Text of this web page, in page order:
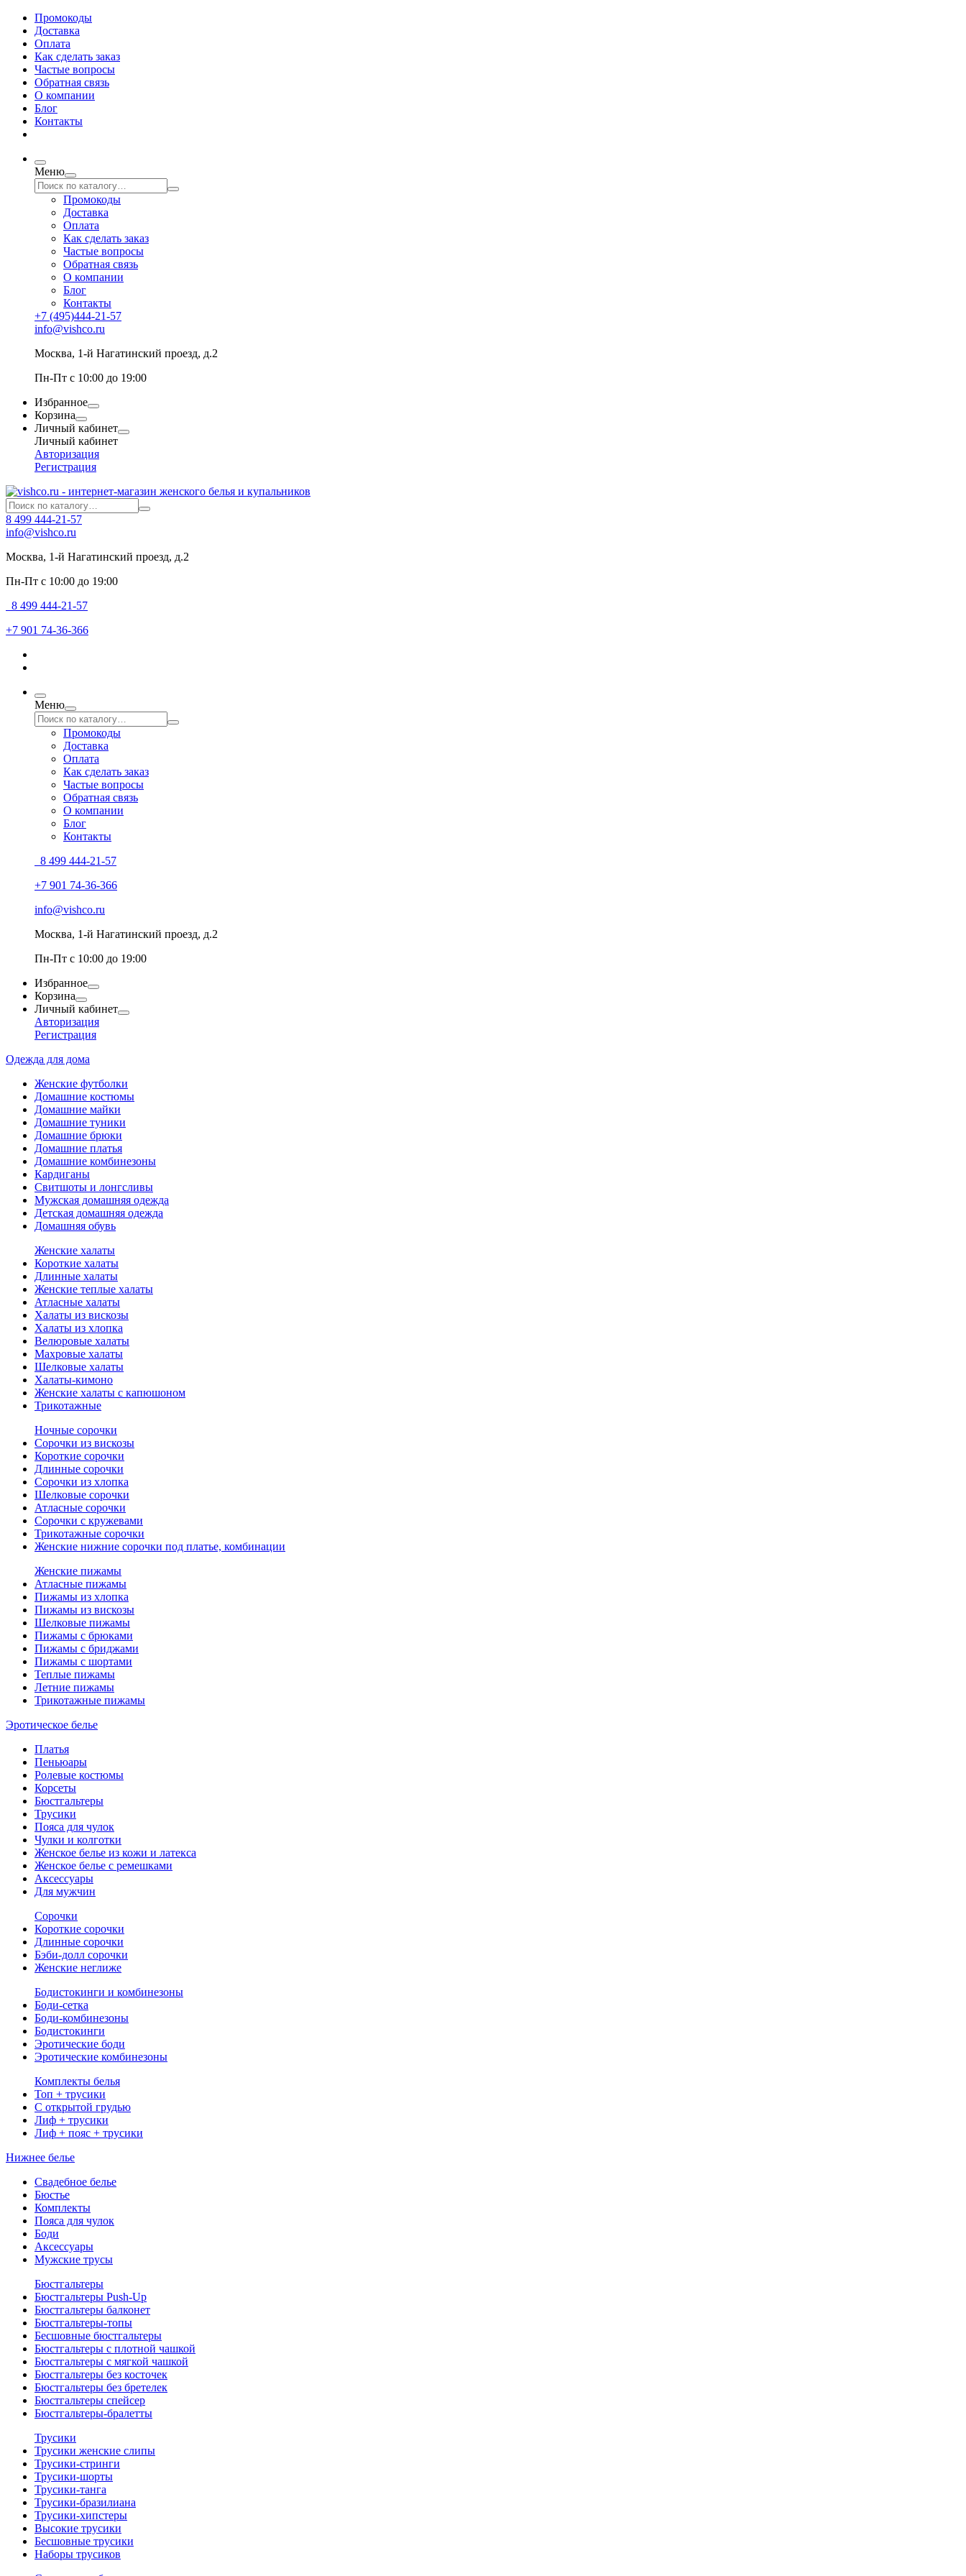
Промокоды
Доставка
Оплата
Как сделать заказ
Частые вопросы
Обратная связь
О компании
Блог
Контакты
Меню
Промокоды
Доставка
Оплата
Как сделать заказ
Частые вопросы
Обратная связь
О компании
Блог
Контакты
+7 (495)444-21-57
info@vishco.ru
Москва, 1-й Нагатинский проезд, д.2
Пн-Пт с 10:00 до 19:00
Избранное
Корзина
Личный кабинет
Личный кабинет
Авторизация
Регистрация
8 499 444-21-57
info@vishco.ru
Москва, 1-й Нагатинский проезд, д.2
Пн-Пт с 10:00 до 19:00
8 499 444-21-57
+7 901 74-36-366
Меню
Промокоды
Доставка
Оплата
Как сделать заказ
Частые вопросы
Обратная связь
О компании
Блог
Контакты
8 499 444-21-57
+7 901 74-36-366
info@vishco.ru
Москва, 1-й Нагатинский проезд, д.2
Пн-Пт с 10:00 до 19:00
Избранное
Корзина
Личный кабинет
Авторизация
Регистрация
Одежда для дома
Женские футболки
Домашние костюмы
Домашние майки
Домашние туники
Домашние брюки
Домашние платья
Домашние комбинезоны
Кардиганы
Свитшоты и лонгсливы
Мужская домашняя одежда
Детская домашняя одежда
Домашняя обувь
Женские халаты
Короткие халаты
Длинные халаты
Женские теплые халаты
Атласные халаты
Халаты из вискозы
Халаты из хлопка
Велюровые халаты
Махровые халаты
Шелковые халаты
Халаты-кимоно
Женские халаты с капюшоном
Трикотажные
Ночные сорочки
Сорочки из вискозы
Короткие сорочки
Длинные сорочки
Сорочки из хлопка
Шелковые сорочки
Атласные сорочки
Сорочки с кружевами
Трикотажные сорочки
Женские нижние сорочки под платье, комбинации
Женские пижамы
Атласные пижамы
Пижамы из хлопка
Пижамы из вискозы
Шелковые пижамы
Пижамы с брюками
Пижамы с бриджами
Пижамы с шортами
Теплые пижамы
Летние пижамы
Трикотажные пижамы
Эротическое белье
Платья
Пеньюары
Ролевые костюмы
Корсеты
Бюстгальтеры
Трусики
Пояса для чулок
Чулки и колготки
Женское белье из кожи и латекса
Женское белье с ремешками
Аксессуары
Для мужчин
Сорочки
Короткие сорочки
Длинные сорочки
Бэби-долл сорочки
Женские неглиже
Бодистокинги и комбинезоны
Боди-сетка
Боди-комбинезоны
Бодистокинги
Эротические боди
Эротические комбинезоны
Комплекты белья
Топ + трусики
С открытой грудью
Лиф + трусики
Лиф + пояс + трусики
Нижнее белье
Свадебное белье
Бюстье
Комплекты
Пояса для чулок
Боди
Аксессуары
Мужские трусы
Бюстгальтеры
Бюстгальтеры Push-Up
Бюстгальтеры балконет
Бюстгальтеры-топы
Бесшовные бюстгальтеры
Бюстгальтеры с плотной чашкой
Бюстгальтеры с мягкой чашкой
Бюстгальтеры без косточек
Бюстгальтеры без бретелек
Бюстгальтеры спейсер
Бюстгальтеры-бралетты
Трусики
Трусики женские слипы
Трусики-стринги
Трусики-шорты
Трусики-танга
Трусики-бразилиана
Трусики-хипстеры
Высокие трусики
Бесшовные трусики
Наборы трусиков